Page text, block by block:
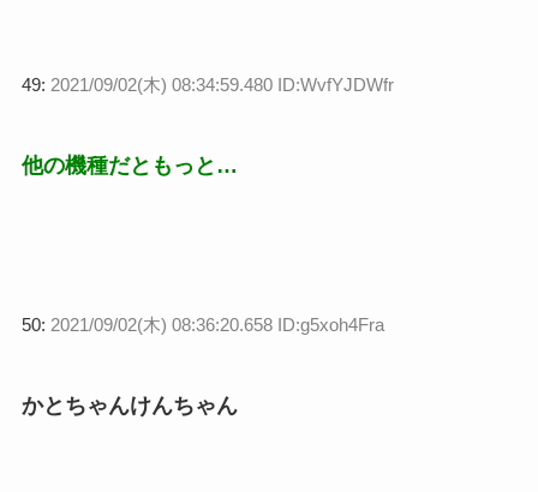
49: 2021/09/02(木) 08:34:59.480 ID:WvfYJDWfr
他の機種だともっと…
50: 2021/09/02(木) 08:36:20.658 ID:g5xoh4Fra
かとちゃんけんちゃん